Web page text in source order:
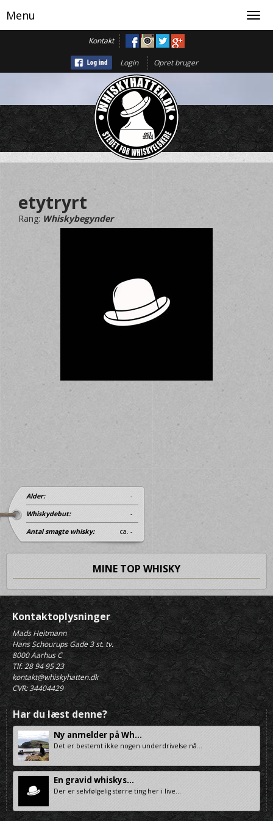
Kontakt
Login Opret bruger
Menu
etytryrt
Rang: Whiskybegynder
Alder: -
Whiskydebut: -
Antal smagte whisky: ca. -
MINE TOP WHISKY
Kontaktoplysninger
Mads Heitmann
Hans Schourups Gade 3 st. tv.
8000 Aarhus C
Tlf. 28 94 95 23
kontakt@whiskyhatten.dk
CVR: 34404429
Har du læst denne?
Ny anmelder på Wh...
Det er bestemt ikke nogen underdrivelse nå...
En gravid whiskys...
Der er selvfølgelig større ting her i live...